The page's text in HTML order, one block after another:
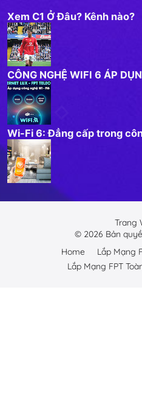
Xem C1 Ở Đâu? Kênh nào?
CÔNG NGHỆ WIFI 6 ÁP
Wi-Fi 6: Đẳng cấp trong
Trang
© 2026 Bản
Home
Lắp Mạng
Lắp Mạng FPT